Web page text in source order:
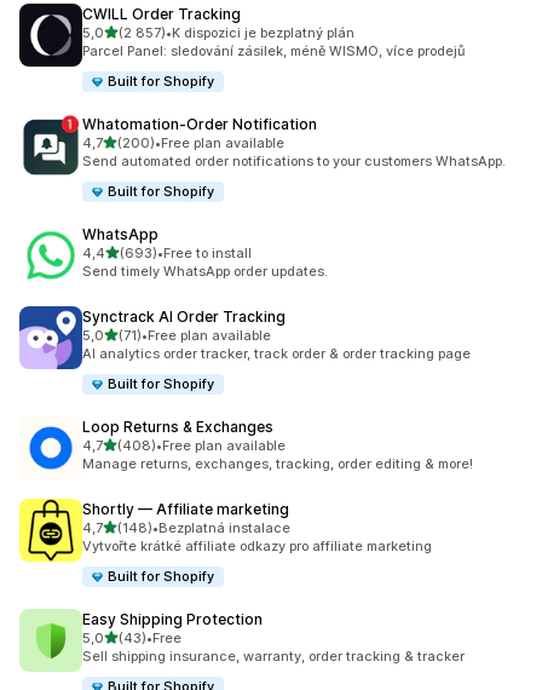
CWILL Order Tracking
5,0z 5 hvězd
(2 857)
Celkový počet recenzí: 2857
•K dispozici je bezplatný plán
Parcel Panel: sledování zásilek, méně WISMO, více prodejů
Built for Shopify
Whatomation‑Order Notification
4,7z 5 hvězd
(200)
Celkový počet recenzí: 200
•Free plan available
Send automated order notifications to your customers WhatsApp.
Built for Shopify
WhatsApp
4,4z 5 hvězd
(693)
Celkový počet recenzí: 693
•Free to install
Send timely WhatsApp order updates.
Synctrack AI Order Tracking
5,0z 5 hvězd
(71)
Celkový počet recenzí: 71
•Free plan available
AI analytics order tracker, track order & order tracking page
Built for Shopify
Loop Returns & Exchanges
4,7z 5 hvězd
(408)
Celkový počet recenzí: 408
•Free plan available
Manage returns, exchanges, tracking, order editing & more!
Shortly — Affiliate marketing
4,7z 5 hvězd
(148)
Celkový počet recenzí: 148
•Bezplatná instalace
Vytvořte krátké affiliate odkazy pro affiliate marketing
Built for Shopify
Easy Shipping Protection
5,0z 5 hvězd
(43)
Celkový počet recenzí: 43
•Free
Sell shipping insurance, warranty, order tracking & tracker